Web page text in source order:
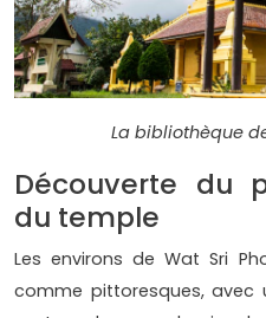
La bibliothèque
Découverte du
du temple
Les environs de Wat Sri
comme pittoresques,